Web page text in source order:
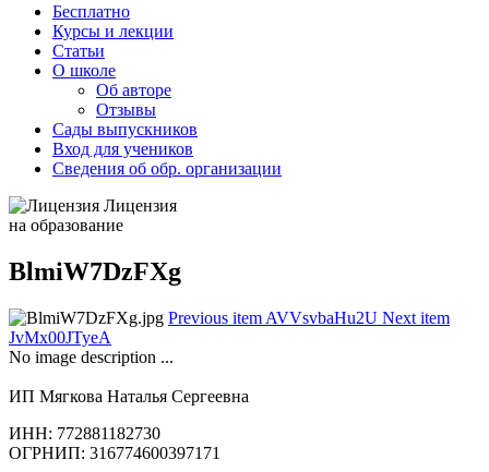
Бесплатно
Курсы и лекции
Статьи
О школе
Об авторе
Отзывы
Сады выпускников
Вход для учеников
Сведения об обр. организации
Лицензия
на образование
BlmiW7DzFXg
Previous item AVVsvbaHu2U Next item
JvMx00JTyeA
No image description ...
ИП Мягкова Наталья Сергеевна
ИНН: 772881182730
ОГРНИП: 316774600397171